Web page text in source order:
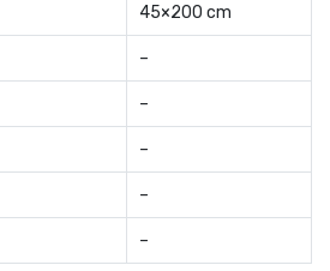
45×200 cm
–
–
–
–
–